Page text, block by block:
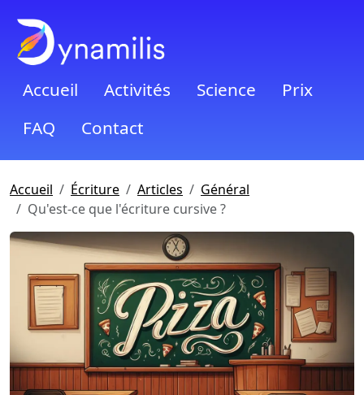
Accueil Activités Science
Prix
FAQ
Contact
Accueil Écriture Articles
Général
Qu'est-ce que l'écriture cursive ?